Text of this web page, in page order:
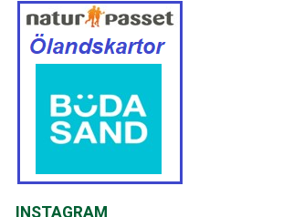
INSTAGRAM